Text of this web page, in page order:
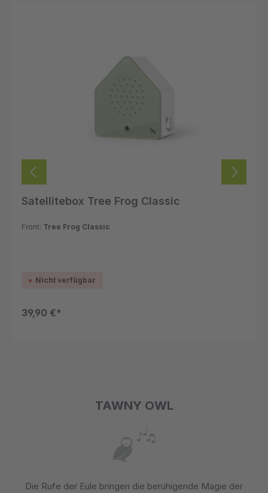
Satellitebox Tree Frog Classic
Front: Tree Frog Classic
Nicht verfügbar
39,90 €*
TAWNY OWL
Die Rufe der Eule bringen die beruhigende Magie der